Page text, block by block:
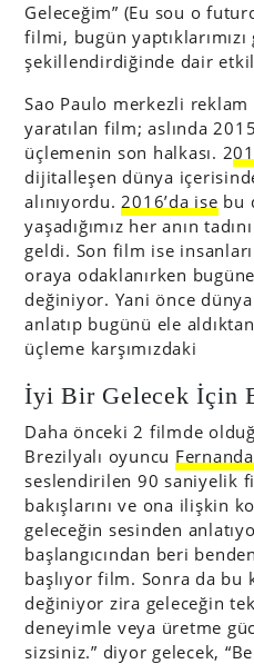
Geleceğim” (Eu sou o
filmi, bugün
şekillendirdiğinde dair
Sao Paulo merkezli reklam
yaratılan film; aslında
üçlemenin son halkası. 2
dijitalleşen dünya
alınıyordu.2016’da ise bu
yaşadığımız her anın
geldi. Son film ise
oraya odaklanırken
değiniyor. Yani önce
anlatıp bugünü ele
üçleme karşımızdaki
İyi Bir Gelecek İçin
Daha önceki 2 filmde
Brezilyalı oyuncu
seslendirilen 90 saniyelik
bakışlarını ve ona ilişkin
geleceğin sesinden
başlangıcından beri
başlıyor film. Sonra da
değiniyor zira geleceğin
deneyimle veya üretme
sizsiniz.” diyor gelecek,